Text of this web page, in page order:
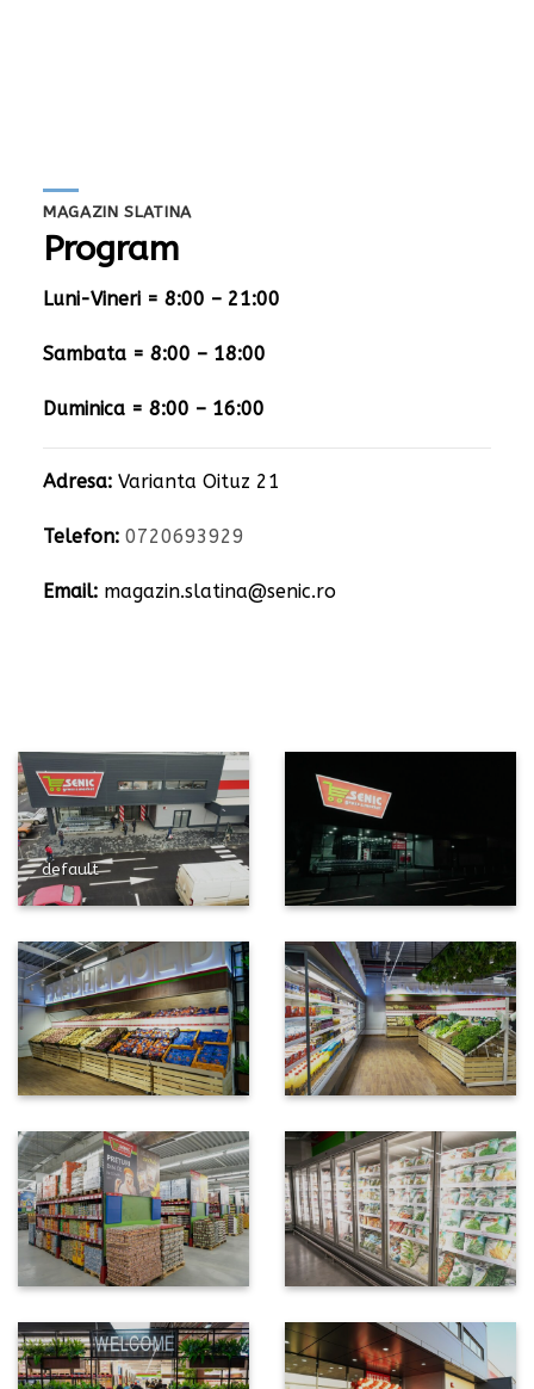
MAGAZIN SLATINA
Program
Luni-Vineri = 8:00 – 21:00
Sambata = 8:00 – 18:00
Duminica = 8:00 – 16:00
Adresa:Varianta Oituz 21
Telefon: 0720693929
Email:magazin.slatina@senic.ro
default